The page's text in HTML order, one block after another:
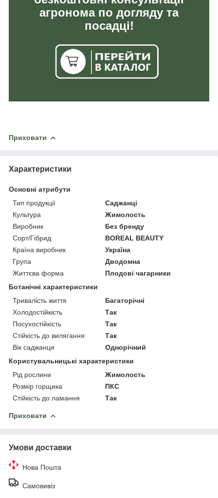
агронома по догляду та
посадці!
Приховати
Характеристики
Основні атрибути
Тип продукції
Саджанці
Культура
Жимолость
Виробник
Без бренду
Сорт/Гібрид
BOREAL BEAUTY
Країна виробник
Україна
Група
Дводомна
Життєва форма
Плодові чагарники
Ботанічні характеристики
Тривалість життя
Багаторічні
Холодостійкість
Так
Посухостійкість
Так
Стійкість до вилягання
Так
Вік саджанця
Однорічний
Користувальницькі характеристики
Рід рослини
Жимолость
Розмір горщика
ПКС
Стійкість до ламання
Так
Приховати
Умови доставки
Нова Пошта
Самовивіз